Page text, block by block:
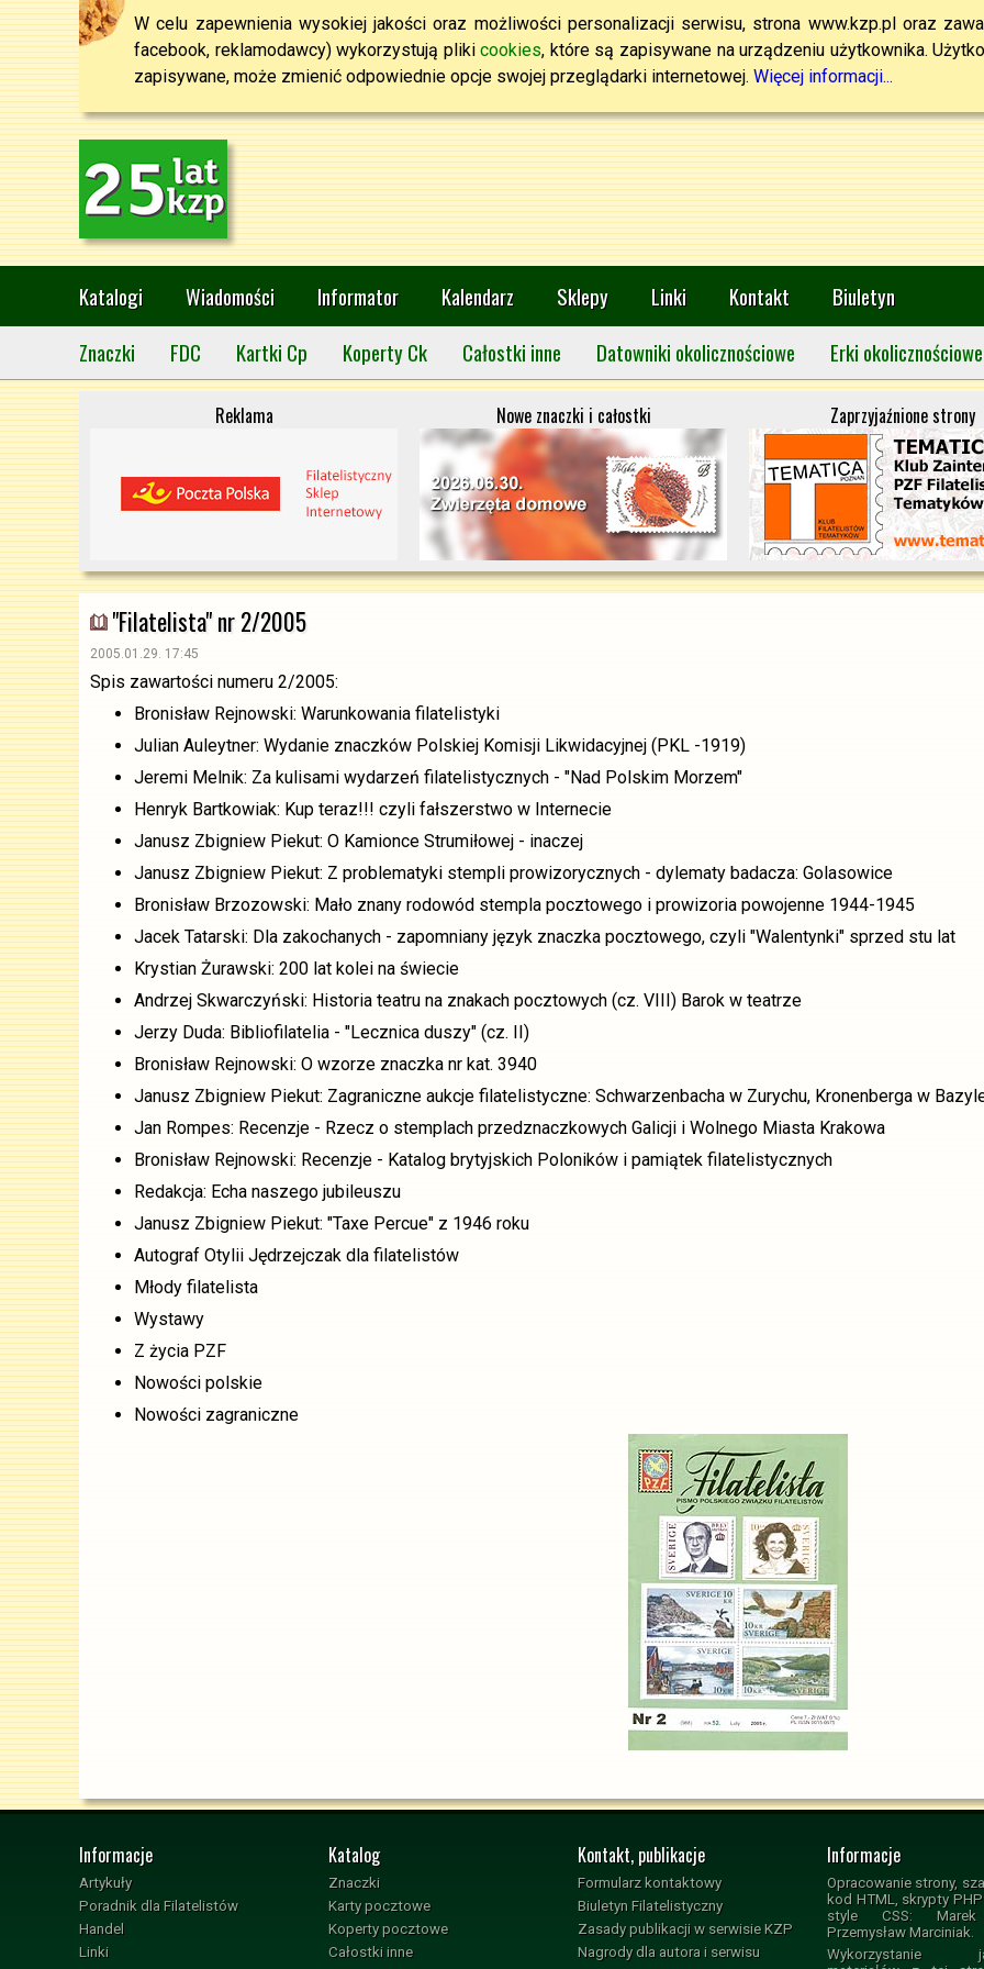
W celu zapewnienia wysokiej jakości oraz możliwości personalizacji serwisu, strona www.kzp.pl oraz
facebook, reklamodawcy) wykorzystują plikicookies, które są zapisywane na urządzeniu użytkownika.
zapisywane, może zmienić odpowiednie opcje swojej przeglądarki internetowej. Więcej informacji...
Katalogi Wiadomości Informator Kalendarz Sklepy Linki Kontakt
Biuletyn
Znaczki
FDC Kartki Cp Koperty Ck Całostki inne Datowniki okolicznościowe Erki okolicznościowe
Reklama Nowe znaczki i całostki Zaprzyjaźnione strony
"Filatelista" nr 2/2005
2005.01.29. 17:45
Spis zawartości numeru 2/2005:
Bronisław Rejnowski: Warunkowania filatelistyki
Julian Auleytner: Wydanie znaczków Polskiej Komisji Likwidacyjnej (PKL -1919)
Jeremi Melnik: Za kulisami wydarzeń filatelistycznych - "Nad Polskim Morzem"
Henryk Bartkowiak: Kup teraz!!! czyli fałszerstwo w Internecie
Janusz Zbigniew Piekut: O Kamionce Strumiłowej - inaczej
Janusz Zbigniew Piekut: Z problematyki stempli prowizorycznych - dylematy badacza: Golasowice
Bronisław Brzozowski: Mało znany rodowód stempla pocztowego i prowizoria powojenne 1944-1945
Jacek Tatarski: Dla zakochanych - zapomniany język znaczka pocztowego, czyli "Walentynki" sprzed stu lat
Krystian Żurawski: 200 lat kolei na świecie
Andrzej Skwarczyński: Historia teatru na znakach pocztowych (cz. VIII) Barok w teatrze
Jerzy Duda: Bibliofilatelia - "Lecznica duszy" (cz. II)
Bronisław Rejnowski: O wzorze znaczka nr kat. 3940
Janusz Zbigniew Piekut: Zagraniczne aukcje filatelistyczne: Schwarzenbacha w Zurychu, Kronenberga w
Jan Rompes: Recenzje - Rzecz o stemplach przedznaczkowych Galicji i Wolnego Miasta Krakowa
Bronisław Rejnowski: Recenzje - Katalog brytyjskich Poloników i pamiątek filatelistycznych
Redakcja: Echa naszego jubileuszu
Janusz Zbigniew Piekut: "Taxe Percue" z 1946 roku
Autograf Otylii Jędrzejczak dla filatelistów
Młody filatelista
Wystawy
Z życia PZF
Nowości polskie
Nowości zagraniczne
Informacje
Artykuły
Poradnik dla Filatelistów
Handel
Linki
Katalog
Znaczki
Karty pocztowe
Koperty pocztowe
Całostki inne
Kontakt, publikacje
Formularz kontaktowy
Biuletyn Filatelistyczny
Zasady publikacji w serwisie KZP
Nagrody dla autora i serwisu
Informacje
Opracowanie strony,
kod HTML, skrypty
style CSS: Marek
Przemysław Marciniak.
Wykorzystanie